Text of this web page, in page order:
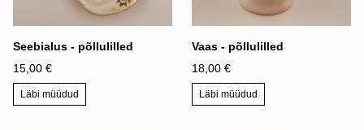
Seebialus - põllulilled
15,00 €
Läbi müüdud
Vaas - põllulilled
18,00 €
Läbi müüdud